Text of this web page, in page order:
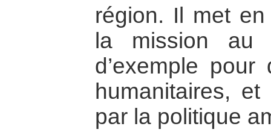
région. Il met
la mission au
d’exemple pour
humanitaires,
par la politique